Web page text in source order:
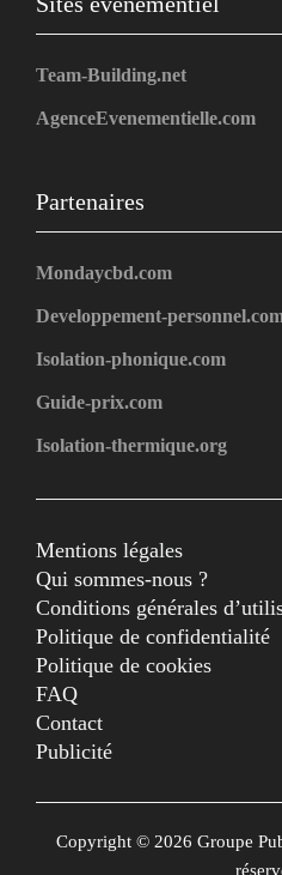
Team-Building.net
AgenceEvenementielle.com
Partenaires
Mondaycbd.com
Developpement-
Isolation-phonique.com
Guide-prix.com
Isolation-thermique.org
Mentions légales
Qui sommes-nous ?
Conditions générales
Politique de confidentialité
Politique de cookies
FAQ
Contact
Publicité
Copyright © 2026 Groupe